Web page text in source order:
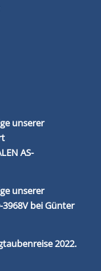
unserer
AS-
unserer
bei Günter
2022.